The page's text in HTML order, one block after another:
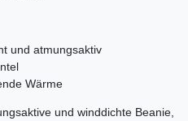
und atmungsaktiv
Wärme
und winddichte Beanie,